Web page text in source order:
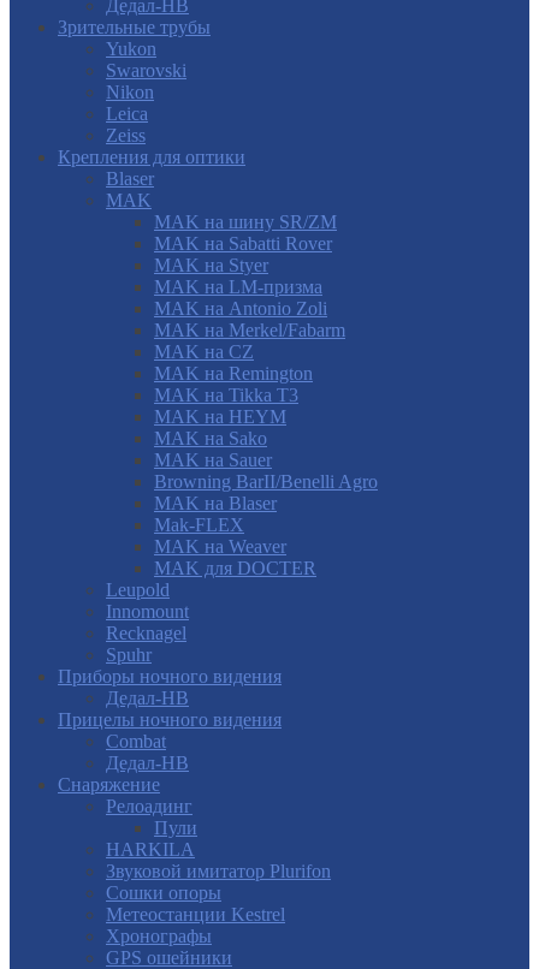
Дедал-НВ
Зрительные трубы
Yukon
Swarovski
Nikon
Leica
Zeiss
Крепления для оптики
Blaser
MAK
MAK на шину SR/ZM
MAK на Sabatti Rover
MAK на Styer
MAK на LM-призма
MAK на Antonio Zoli
MAK на Merkel/Fabarm
MAK на CZ
MAK на Remington
MAK на Tikka T3
MAK на HEYM
MAK на Sako
MAK на Sauer
Browning BarII/Benelli Agro
MAK на Blaser
Mak-FLEX
MAK на Weaver
MAK для DOCTER
Leupold
Innomount
Recknagel
Spuhr
Приборы ночного видения
Дедал-НВ
Прицелы ночного видения
Combat
Дедал-НВ
Снаряжение
Релоадинг
Пули
HARKILA
Звуковой имитатор Plurifon
Сошки опоры
Метеостанции Kestrel
Хронографы
GPS ошейники